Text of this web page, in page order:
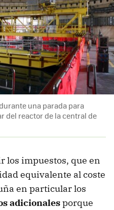
una parada para
del reactor de la central de
los impuestos, que en
equivalente al coste
en particular los
adicionalesporque